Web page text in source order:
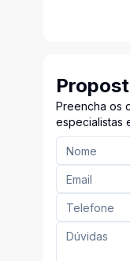
Preencha os
especialistas